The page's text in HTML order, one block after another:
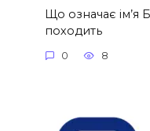
Що означає ім’я
походить
0 8